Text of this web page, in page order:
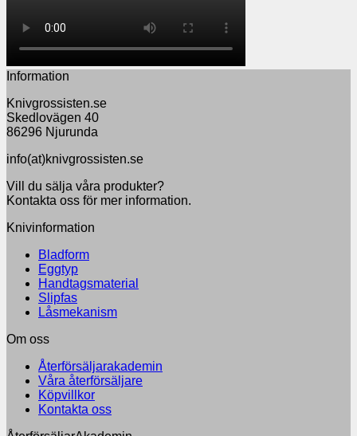
Information
Knivgrossisten.se
Skedlovägen 40
86296 Njurunda
info(at)knivgrossisten.se
Vill du sälja våra produkter?
Kontakta oss för mer information.
Knivinformation
Bladform
Eggtyp
Handtagsmaterial
Slipfas
Låsmekanism
Om oss
Återförsäljarakademin
Våra återförsäljare
Köpvillkor
Kontakta oss